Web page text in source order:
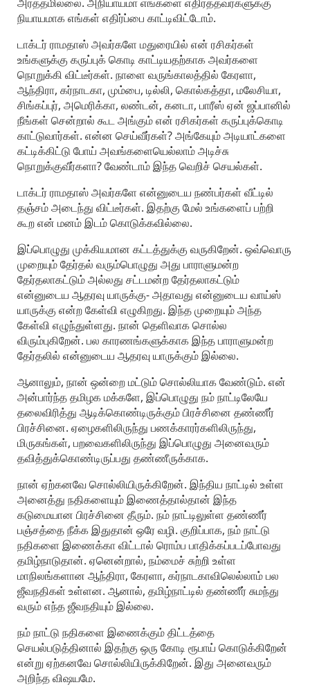
நியாயமாக எங்கள் எதிர்ப்பை காட்டிவிட்டோம்.
டாக்டர் ராமதாஸ் அவர்களே மதுரையில் என் ரசிகர்கள்
உங்களுக்கு கருப்புக் கொடி காட்டியதற்காக அவர்களை
நொறுக்கி விட்டீர்கள். நாளை வருங்காலத்தில் கேரளா,
ஆந்திரா, கர்நாடகா, மும்பை, டில்லி, கொல்கத்தா, மலேசியா,
சிங்கப்புர், அமெரிக்கா, லண்டன், கனடா, பாரீஸ் ஏன் ஜப்பானில்
நீங்கள் சென்றால் கூட அங்கும் என் ரசிகர்கள் கருப்புக்கொடி
காட்டுவார்கள். என்ன செய்வீர்கள்? அங்கேயும் அடியாட்களை
கட்டிக்கிட்டு போய் அவங்களையெல்லாம் அடிச்சு
நொறுக்குவீர்களா? வேண்டாம் இந்த வெறிச் செயல்கள்.
டாக்டர் ராமதாஸ் அவர்களே என்னுடைய நண்பர்கள் வீட்டில்
தஞ்சம் அடைந்து விட்டீர்கள். இதற்கு மேல் உங்களைப் பற்றி
கூற என் மனம் இடம் கொடுக்கவில்லை.
இப்பொழுது முக்கியமான கட்டத்துக்கு வருகிறேன். ஒவ்வொரு
முறையும் தேர்தல் வரும்பொழுது அது பாராளுமன்ற
தேர்தலாகட்டும் அல்லது சட்டமன்ற தேர்தலாகட்டும்
என்னுடைய ஆதரவு யாருக்கு- அதாவது என்னுடைய வாய்ஸ்
யாருக்கு என்ற கேள்வி எழுகிறது. இந்த முறையும் அந்த
கேள்வி எழுந்துள்ளது. நான் தெளிவாக சொல்ல
விரும்புகிறேன். பல காரணங்களுக்காக இந்த பாராளுமன்ற
தேர்தலில் என்னுடைய ஆதரவு யாருக்கும் இல்லை.
ஆனாலும், நான் ஒன்றை மட்டும் சொல்லியாக வேண்டும். என்
அன்பார்ந்த தமிழக மக்களே, இப்பொழுது நம் நாட்டிலேயே
தலைவிரித்து ஆடிக்கொண்டிருக்கும் பிரச்சினை தண்ணீர்
பிரச்சினை. ஏழைகளிலிருந்து பணக்காரர்களிலிருந்து,
மிருகங்கள், பறவைகளிலிருந்து இப்பொழுது அனைவரும்
தவித்துக்கொண்டிருப்பது தண்ணீருக்காக.
நான் ஏற்கனவே சொல்லியிருக்கிறேன். இந்திய நாட்டில் உள்ள
அனைத்து நதிகளையும் இணைத்தால்தான் இந்த
கடுமையான பிரச்சினை தீரும். நம் நாட்டிலுள்ள தண்ணீர்
பஞ்சத்தை நீக்க இதுதான் ஒரே வழி. குறிப்பாக, நம் நாட்டு
நதிகளை இணைக்கா விட்டால் ரொம்ப பாதிக்கப்படப்போவது
தமிழ்நாடுதான். ஏனென்றால், நம்மைச் சுற்றி உள்ள
மாநிலங்களான ஆந்திரா, கேரளா, கர்நாடகாவிலெல்லாம் பல
ஜீவநதிகள் உள்ளன. ஆனால், தமிழ்நாட்டில் தண்ணீர் சுமந்து
வரும் எந்த ஜீவநதியும் இல்லை.
நம் நாட்டு நதிகளை இணைக்கும் திட்டத்தை
செயல்படுத்தினால் இதற்கு ஒரு கோடி ரூபாய் கொடுக்கிறேன்
என்று ஏற்கனவே சொல்லியிருக்கிறேன். இது அனைவரும்
அறிந்த விஷயமே.